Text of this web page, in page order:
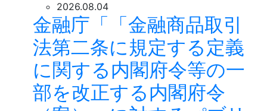
2026.08.04
金融庁「「金融商品取引
法第二条に規定する定義
に関する内閣府令等の一
部を改正する内閣府令